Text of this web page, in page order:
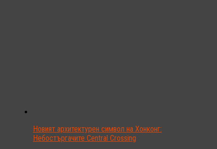
Новият архитектурен символ на Хонконг:
Небостъргачите Central Crossing